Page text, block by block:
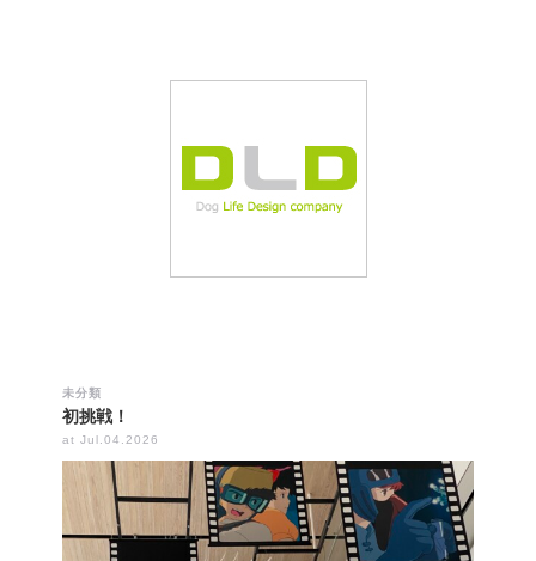
未分類
初挑戦！
at Jul.04.2026